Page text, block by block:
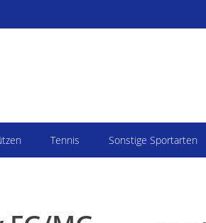
Tennis Sonstige Sportarten